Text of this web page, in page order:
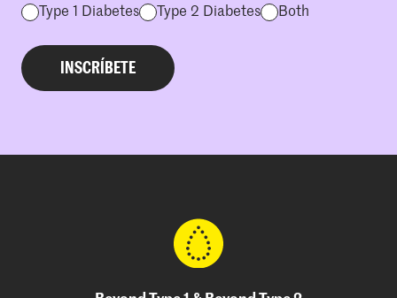
Type 1 Diabetes
Type 2 Diabetes Both